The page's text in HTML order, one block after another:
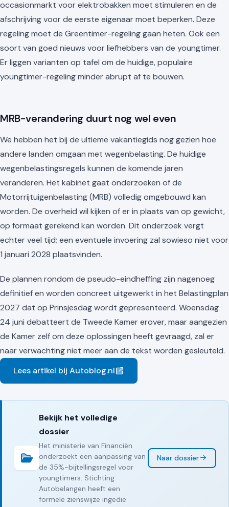
occasionmarkt voor elektrobakken moet stimuleren en de
afschrijving voor de eerste eigenaar moet beperken. Deze
regeling moet de Greentimer-regeling gaan heten. Ook een
soort van goed nieuws voor liefhebbers van de youngtimer.
Er liggen varianten op tafel om de huidige, populaire
youngtimer-regeling minder abrupt af te bouwen.
MRB-verandering duurt nog wel even
We hebben het bij de ultieme vakantiegids nog gezien hoe
andere landen omgaan met wegenbelasting. De huidige
wegenbelastingsregels kunnen de komende jaren
veranderen. Het kabinet gaat onderzoeken of de
Motorrijtuigenbelasting (MRB) volledig omgebouwd kan
worden. De overheid wil kijken of er in plaats van op gewicht,
op formaat gerekend kan worden. Dit onderzoek vergt
echter veel tijd; een eventuele invoering zal sowieso niet voor
1 januari 2028 plaatsvinden.
De plannen rondom de pseudo-eindheffing zijn nagenoeg
definitief en worden concreet uitgewerkt in het Belastingplan
2027 dat op Prinsjesdag wordt gepresenteerd. Woensdag
24 juni debatteert de Tweede Kamer erover, maar aangezien
de Kamer zelf om deze oplossingen heeft gevraagd, zal er
naar verwachting niet meer aan de tekst worden gesleuteld.
Lees artikel bij Autoblog.nl
Bekijk het volledige
dossier
Het ministerie van Financiën
onderzoekt een aanpassing van
de 35%-bijtellingsregel voor
youngtimers. Stichting
Autobelangen heeft een
formele zienswijze ingedie
Naar dossier